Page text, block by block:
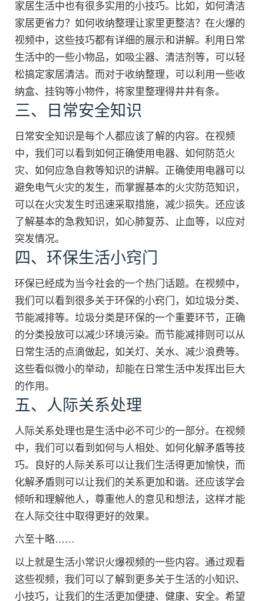
家居生活中也有很多实用的小技巧。比如，如何清洁
家居更省力？如何收纳整理让家里更整洁？在火爆的
视频中，这些技巧都有详细的展示和讲解。利用日常
生活中的一些小物品，如吸尘器、清洁剂等，可以轻
松搞定家居清洁。而对于收纳整理，可以利用一些收
纳盒、挂钩等小物件，将家里整理得井井有条。
三、日常安全知识
日常安全知识是每个人都应该了解的内容。在视频
中，我们可以看到如何正确使用电器、如何防范火
灾、如何应急自救等知识的讲解。正确使用电器可以
避免电气火灾的发生，而掌握基本的火灾防范知识，
可以在火灾发生时迅速采取措施，减少损失。还应该
了解基本的急救知识，如心肺复苏、止血等，以应对
突发情况。
四、环保生活小窍门
环保已经成为当今社会的一个热门话题。在视频中，
我们可以看到很多关于环保的小窍门，如垃圾分类、
节能减排等。垃圾分类是环保的一个重要环节，正确
的分类投放可以减少环境污染。而节能减排则可以从
日常生活的点滴做起，如关灯、关水、减少浪费等。
这些看似微小的举动，却能在日常生活中发挥出巨大
的作用。
五、人际关系处理
人际关系处理也是生活中必不可少的一部分。在视频
中，我们可以看到如何与人相处、如何化解矛盾等技
巧。良好的人际关系可以让我们生活得更加愉快，而
化解矛盾则可以让我们的关系更加和谐。还应该学会
倾听和理解他人，尊重他人的意见和想法，这样才能
在人际交往中取得更好的效果。
六至十略……
以上就是生活小常识火爆视频的一些内容。通过观看
这些视频，我们可以了解到更多关于生活的小知识、
小技巧，让我们的生活更加便捷、健康、安全。希望